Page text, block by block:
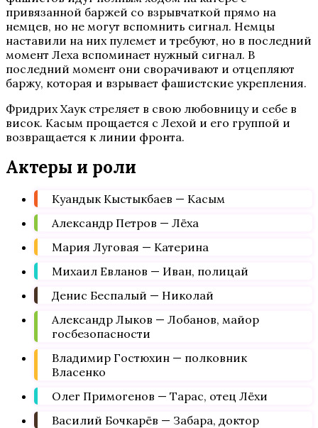
привязанной баржей со взрывчаткой прямо на
немцев, но не могут вспомнить сигнал. Немцы
наставили на них пулемет и требуют, но в последний
момент Леха вспоминает нужный сигнал. В
последний момент они сворачивают и отцепляют
баржу, которая и взрывает фашистские укрепления.
Фридрих Хаук стреляет в свою любовницу и себе в
висок. Касым прощается с Лехой и его группой и
возвращается к линии фронта.
Актеры и роли
Куандык Кыстыкбаев — Касым
Александр Петров — Лёха
Мария Луговая — Катерина
Михаил Евланов — Иван, полицай
Денис Беспалый — Николай
Александр Лыков — Лобанов, майор
госбезопасности
Владимир Гостюхин — полковник
Власенко
Олег Примогенов — Тарас, отец Лёхи
Василий Бочкарёв — Забара, доктор